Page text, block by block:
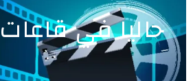
حاليا في